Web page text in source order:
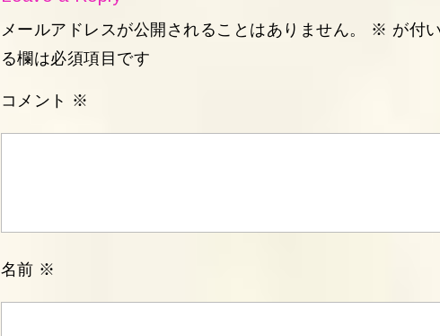
p
メールアドレスが公開されることはありません。 ※ が付
る欄は必須項目です
コメント ※
名前 ※